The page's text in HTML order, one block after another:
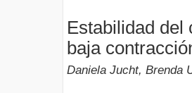
Estabilidad del
baja
Daniela Jucht, Brenda